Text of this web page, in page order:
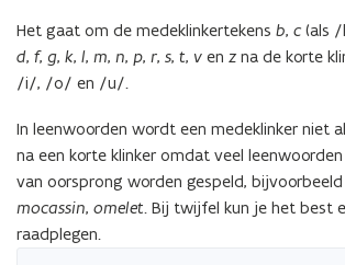
Het gaat om de medeklinkertekens b, c (als
d, f, g, k, l, m, n, p, r, s, t, v en z na de korte
/i/, /o/ en /u/.
In leenwoorden wordt een medeklinker niet
na een korte klinker omdat veel
van oorsprong worden gespeld, bijvoorbeeld
mocassin, omelet. Bij twijfel kun je het best
raadplegen.